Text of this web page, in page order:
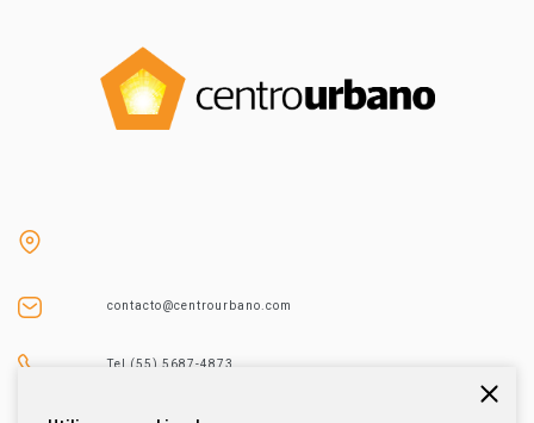
contacto@centrourbano.com
Tel (55) 5687-4873